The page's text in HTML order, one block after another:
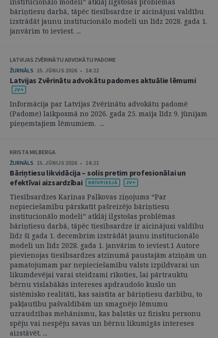
bāriņtiesu darbā, tāpēc tiesībsardze ir aicinājusi valdību
izstrādāt jaunu institucionālo modeli un līdz 2028. gada 1.
janvārim to ieviest. ...
LATVIJAS ZVĒRINĀTU ADVOKĀTU PADOME
ŽURNĀLS 15. JŪNIJS 2026 • 14:22
Latvijas Zvērinātu advokātu padomes aktuālie lēmumi
Informācija par Latvijas Zvērinātu advokātu padomē
(Padome) laikposmā no 2026. gada 25. maija līdz 9. jūnijam
pieņemtajiem lēmumiem. ...
KRISTA MILBERGA
ŽURNĀLS 15. JŪNIJS 2026 • 14:21
Bāriņtiesu likvidācija – solis pretim profesionālai un
efektīvai aizsardzībai
Tiesībsardzes Karinas Palkovas ziņojums “Par
nepieciešamību pārskatīt pašreizējo bāriņtiesu
institucionālo modeli” atklāj ilgstošas problēmas
bāriņtiesu darbā, tāpēc tiesībsardze ir aicinājusi valdību
līdz šī gada 1. decembrim izstrādāt jaunu institucionālo
modeli un līdz 2028. gada 1. janvārim to ieviest.1 Autore
pievienojas tiesībsardzes atzinumā paustajām atziņām un
pamatojumam par nepieciešamību valsts izpildvarai un
likumdevējai varai steidzami rīkoties, lai pārtrauktu
bērnu vislabākās intereses apdraudošo kuslo un
sistēmisko realitāti, kas saistīta ar bāriņtiesu darbību, to
pakļautību pašvaldībām un smagnējo lēmumu
uzraudzības mehānismu, kas balstās uz fizisku personu
spēju vai nespēju savas un bērnu likumīgās intereses
aizstāvēt. ...